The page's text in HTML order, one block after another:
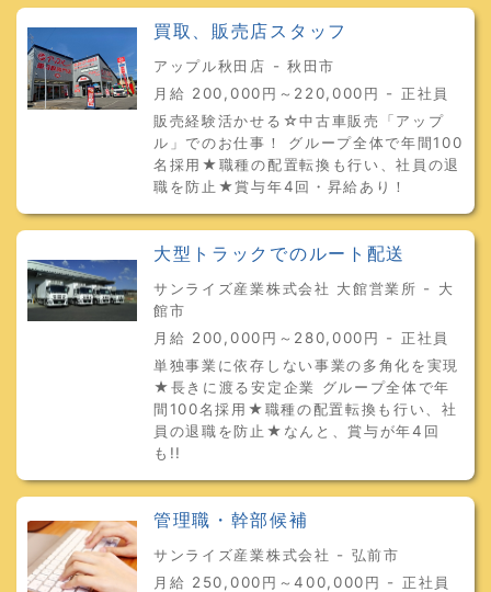
買取、販売店スタッフ
アップル秋田店 - 秋田市
月給 200,000円～220,000円 - 正社員
販売経験活かせる☆中古車販売「アップ
ル」でのお仕事！ グループ全体で年間100
名採用★職種の配置転換も行い、社員の退
職を防止★賞与年4回・昇給あり！
大型トラックでのルート配送
サンライズ産業株式会社 大館営業所 - 大
館市
月給 200,000円～280,000円 - 正社員
単独事業に依存しない事業の多角化を実現
★長きに渡る安定企業 グループ全体で年
間100名採用★職種の配置転換も行い、社
員の退職を防止★なんと、賞与が年4回
も!!
管理職・幹部候補
サンライズ産業株式会社 - 弘前市
月給 250,000円～400,000円 - 正社員